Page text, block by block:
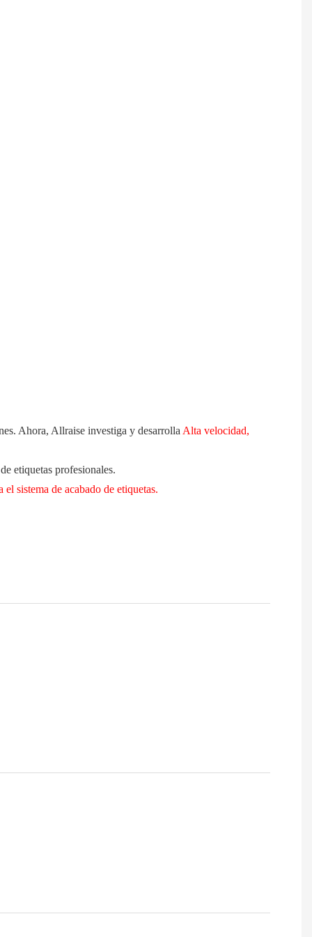
Ahora, Allraise investiga y desarrolla Alta velocidad,
etiquetas profesionales.
sistema de acabado de etiquetas.